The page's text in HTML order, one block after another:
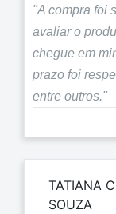
"A compra foi
avaliar o
chegue em
prazo foi
entre outros."
TATIANA
SOUZA